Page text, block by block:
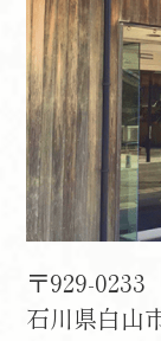
〒929-0233
石川県白山